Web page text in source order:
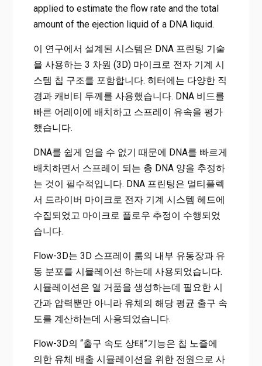
applied to estimate the flow rate and the total
amount of the ejection liquid of a DNA liquid.
이 연구에서 설계된 시스템은 DNA 프린팅 기술
을 사용하는 3 차원 (3D) 마이크로 전자 기계 시
스템 칩 구조를 포함합니다. 히터에는 다양한 직
경과 캐비티 두께를 사용했습니다. DNA 비드를
빠른 어레이에 배치하고 스프레이 유속을 평가
했습니다.
DNA를 쉽게 얻을 수 없기 때문에 DNA를 빠르게
배치하면서 스프레이 되는 총 DNA 양을 추정하
는 것이 필수적입니다. DNA 프린팅은 멀티플렉
서 드라이버 마이크로 전자 기계 시스템 헤드에
수집되었고 마이크로 플로우 추정이 수행되었
습니다.
Flow-3D는 3D 스프레이 룸의 내부 유동장과 유
동 분포를 시뮬레이션 하는데 사용되었습니다.
시뮬레이션은 열 거품을 생성하는데 필요한 시
간과 압력뿐만 아니라 유체의 해당 평균 출구 속
도를 계산하는데 사용되었습니다.
Flow-3D의 “출구 속도 상태”기능은 칩 노즐에
의한 유체 배출 시뮬레이션을 위한 전원으로 사